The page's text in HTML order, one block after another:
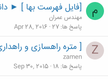
م [فایل فهرست بها ] ►
مهندس عمران
پاسخ ها 27
Apr 28, 2016
Z [ متره راهسازی و
zamen
پاسخ ها 18
Sep 30, 2015